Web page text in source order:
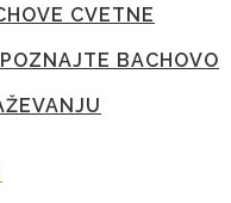
CVETNE
BACHOVO